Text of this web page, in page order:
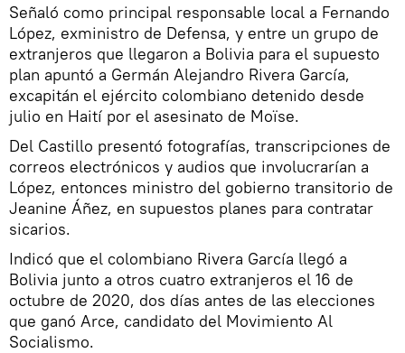
Señaló como principal responsable local a Fernando
López, exministro de Defensa, y entre un grupo de
extranjeros que llegaron a Bolivia para el supuesto
plan apuntó a Germán Alejandro Rivera García,
excapitán el ejército colombiano detenido desde
julio en Haití por el asesinato de Moïse.
Del Castillo presentó fotografías, transcripciones de
correos electrónicos y audios que involucrarían a
López, entonces ministro del gobierno transitorio de
Jeanine Áñez, en supuestos planes para contratar
sicarios.
Indicó que el colombiano Rivera García llegó a
Bolivia junto a otros cuatro extranjeros el 16 de
octubre de 2020, dos días antes de las elecciones
que ganó Arce, candidato del Movimiento Al
Socialismo.